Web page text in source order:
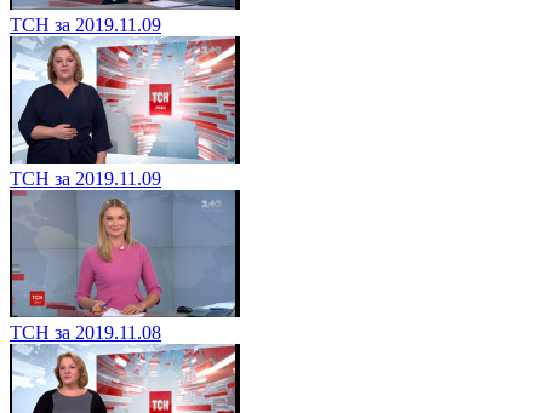
ТСН за 2019.11.09
ТСН за 2019.11.09
ТСН за 2019.11.08